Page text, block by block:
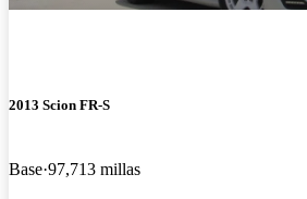
2013 Scion FR-S
Base 97,713 millas